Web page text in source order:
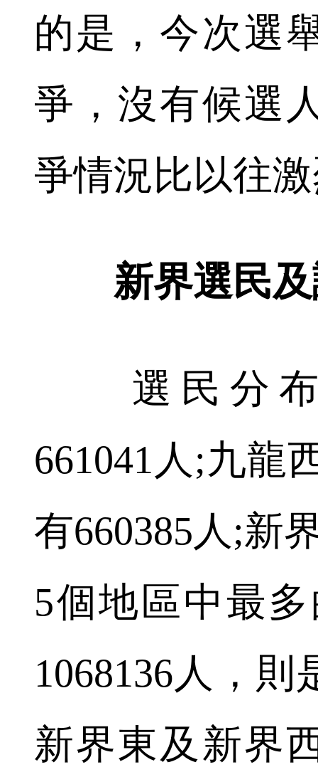
的是，今次選
爭，沒有候選
爭情況比以往
新界選民
選民分布
661041人;九龍
有660385人;新
5個地區中最
1068136人，
新界東及新界